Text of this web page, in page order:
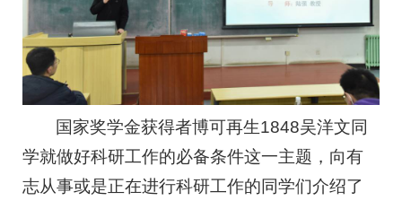
国家奖学金获得者博可再生1848吴洋文同
学就做好科研工作的必备条件这一主题，向有
志从事或是正在进行科研工作的同学们介绍了